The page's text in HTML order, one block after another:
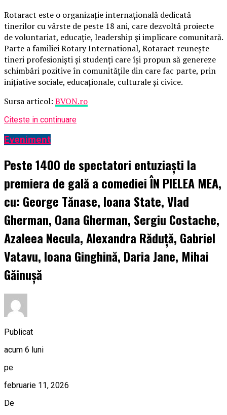
Rotaract este o organizație internațională dedicată
tinerilor cu vârste de peste 18 ani, care dezvoltă proiecte
de voluntariat, educație, leadership și implicare comunitară.
Parte a familiei Rotary International, Rotaract reunește
tineri profesioniști și studenți care își propun să genereze
schimbări pozitive în comunitățile din care fac parte, prin
inițiative sociale, educaționale, culturale și civice.
Sursa articol: BVON.ro
Citeste in continuare
Eveniment
Peste 1400 de spectatori entuziaști la
premiera de gală a comediei ÎN PIELEA MEA,
cu: George Tănase, Ioana State, Vlad
Gherman, Oana Gherman, Sergiu Costache,
Azaleea Necula, Alexandra Răduță, Gabriel
Vatavu, Ioana Ginghină, Daria Jane, Mihai
Găinușă
Publicat
acum 6 luni
pe
februarie 11, 2026
De